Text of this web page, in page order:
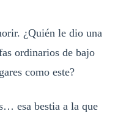
¿Quién le dio una
ordinarios de bajo
como este?
esa bestia a la que